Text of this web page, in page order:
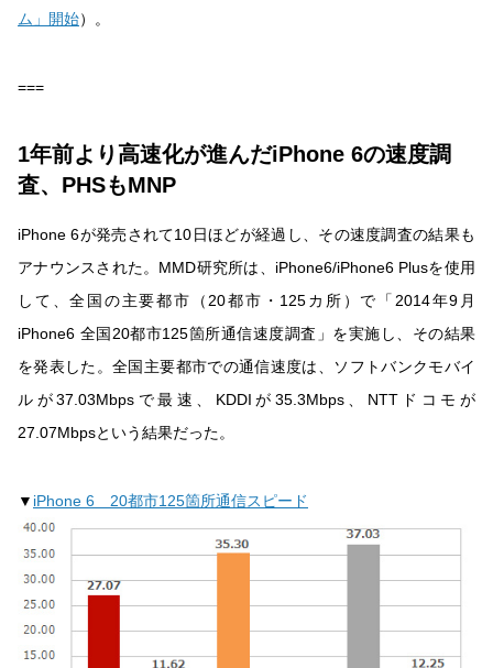
ム」開始）。
===
1年前より高速化が進んだiPhone 6の速度調
査、PHSもMNP
iPhone 6が発売されて10日ほどが経過し、その速度調査の結果も
アナウンスされた。MMD研究所は、iPhone6/iPhone6 Plusを使用
して、全国の主要都市（20都市・125カ所）で「2014年9月
iPhone6 全国20都市125箇所通信速度調査」を実施し、その結果
を発表した。全国主要都市での通信速度は、ソフトバンクモバイ
ルが37.03Mbpsで最速、KDDIが35.3Mbps、NTTドコモが
27.07Mbpsという結果だった。
▼ iPhone 6 20都市125箇所通信スピード